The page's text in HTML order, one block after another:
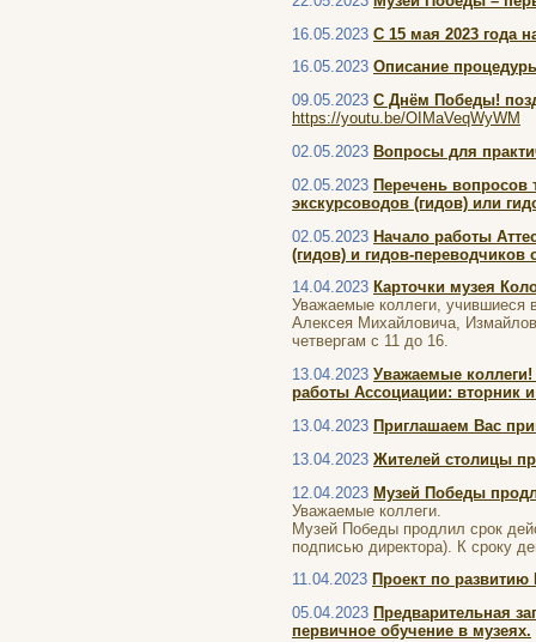
16.05.2023 С 15 мая 2023 года
16.05.2023 Описание
09.05.2023 С Днём Победы!
https://youtu.be/OIMaVeqWyWM
02.05.2023 Вопросы для
02.05.2023 Перечень вопросов
экскурсоводов (гидов) или
02.05.2023 Начало работы
(гидов) и гидов-
14.04.2023 Карточки музея
Уважаемые коллеги, учившиеся
Алексея Михайловича,
четвергам с 11 до 16.
13.04.2023 Уважаемые
работы Ассоциации: вторник и
13.04.2023 Приглашаем Вас
13.04.2023 Жителей столицы
12.04.2023 Музей Победы
Уважаемые коллеги.
Музей Победы продлил срок
подписью директора). К сроку
11.04.2023 Проект по
05.04.2023 Предварительная
первичное обучение в музеях.